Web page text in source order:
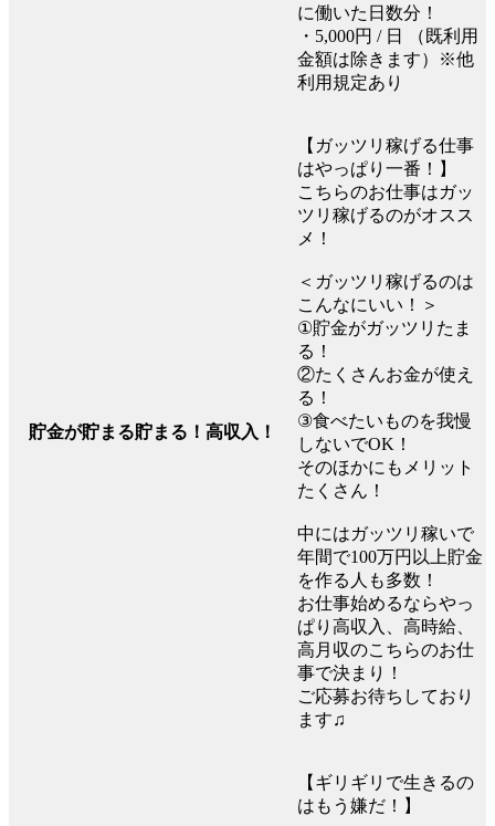
に働いた日数分！
・5,000円 / 日 （既利用
金額は除きます）※他
利用規定あり
貯金が貯まる貯まる！高収入！
【ガッツリ稼げる仕事
はやっぱり一番！】
こちらのお仕事はガッ
ツリ稼げるのがオスス
メ！
＜ガッツリ稼げるのは
こんなにいい！＞
①貯金がガッツリたま
る！
②たくさんお金が使え
る！
③食べたいものを我慢
しないでOK！
そのほかにもメリット
たくさん！
中にはガッツリ稼いで
年間で100万円以上貯金
を作る人も多数！
お仕事始めるならやっ
ぱり高収入、高時給、
高月収のこちらのお仕
事で決まり！
ご応募お待ちしており
ます♫
【ギリギリで生きるの
はもう嫌だ！】